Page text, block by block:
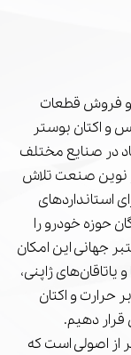
و فروش قطعات
و اکتان بوستر
در صنایع مختلف
نوین صنعت تلاش
استانداردهای
حوزه خودرو را
جهانی این امکان
ژاپنی،
حرارت و اکتان
قرار دهیم.
اصولی است که